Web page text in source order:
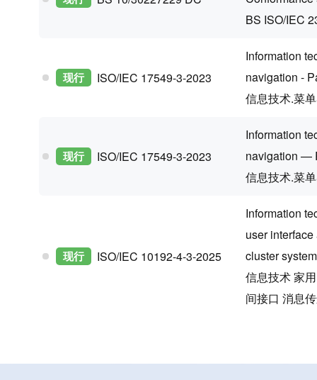
BS ISO/IEC
现行 ISO/IEC 17549-3-2023
Information
navigation -
信息技术.菜
现行 ISO/IEC 17549-3-2023
Information
navigation —
信息技术.菜
现行 ISO/IEC 10192-4-3-2025
Information
user
cluster
信息技术 家
间接口 消息